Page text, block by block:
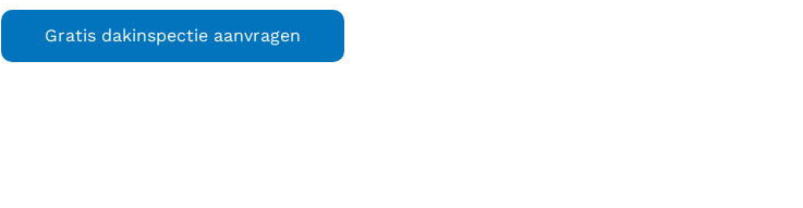
Gratis dakinspectie aanvragen